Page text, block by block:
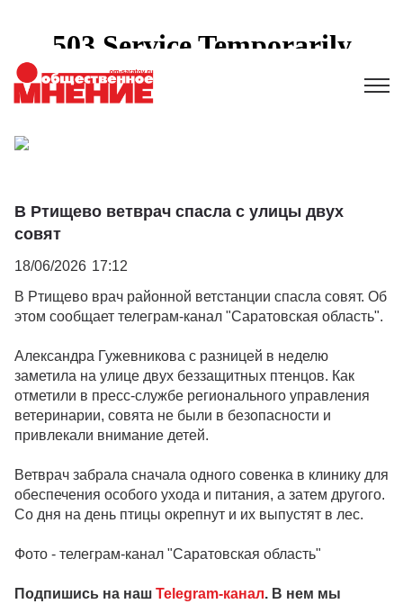
В Ртищево ветврач спасла с улицы двух
совят
18/06/2026 17:12
В Ртищево врач районной ветстанции спасла совят. Об
этом сообщает телеграм-канал "Саратовская область".
Александра Гужевникова с разницей в неделю
заметила на улице двух беззащитных птенцов. Как
отметили в пресс-службе регионального управления
ветеринарии, совята не были в безопасности и
привлекали внимание детей.
Ветврач забрала сначала одного совенка в клинику для
обеспечения особого ухода и питания, а затем другого.
Со дня на день птицы окрепнут и их выпустят в лес.
Фото - телеграм-канал "Саратовская область"
Подпишись на наш Telegram-канал. В нем мы